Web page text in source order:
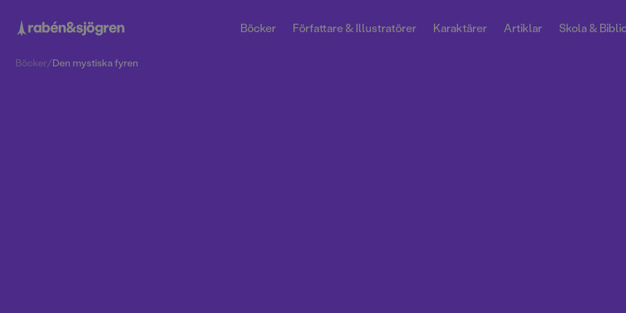
Böcker Författare & Illustratörer Karaktärer Artiklar Skola &
Böcker/Den mystiska fyren